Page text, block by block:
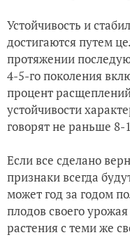
Устойчивость и
достигаются путем
протяжении
4-5-го поколения
процент
устойчивости
говорят не раньше 8-
Если все сделано
признаки всегда
может год за годом
плодов своего
растения с теми же